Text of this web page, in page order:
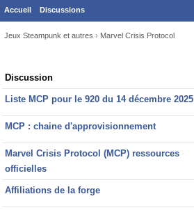
Accueil Discussions
Jeux Steampunk et autres › Marvel Crisis Protocol
Discussion
List
Discussion
Liste MCP pour le 920 du 14 décembre 2025
MCP : chaine d'approvisionnement
Marvel Crisis Protocol (MCP) ressources
officielles
Affiliations de la forge